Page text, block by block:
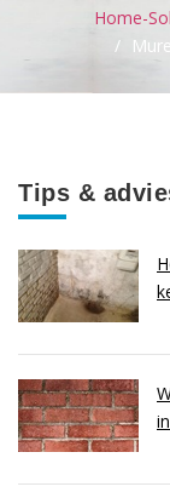
Home-
Tips &